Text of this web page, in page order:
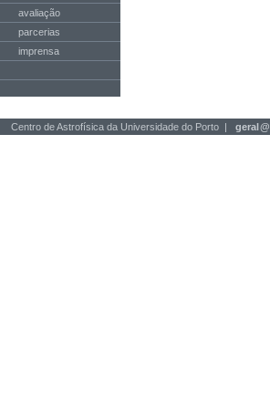
avaliação
parcerias
imprensa
Centro de Astrofísica da Universidade do Porto | geral@